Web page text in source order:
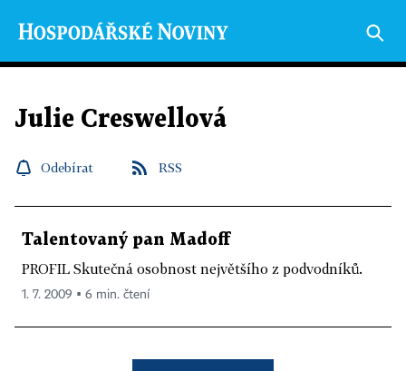
Julie Creswellová
Odebírat RSS
Talentovaný pan Madoff
PROFIL Skutečná osobnost největšího z podvodníků.
1. 7. 2009 ▪ 6 min. čtení